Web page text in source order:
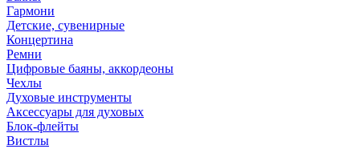
Гармони
Детские, сувенирные
Концертина
Ремни
Цифровые баяны, аккордеоны
Чехлы
Духовые инструменты
Аксессуары для духовых
Блок-флейты
Вистлы